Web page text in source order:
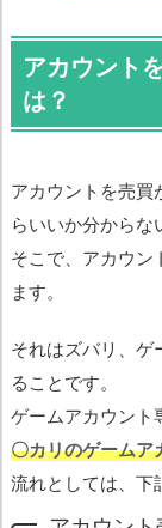
アカウント
は？
アカウントを売買
らいいか分からな
そこで、アカウン
ます。
それはズバリ、ゲ
ることです。
ゲームアカウント
〇カリのゲームア
流れとしては、下